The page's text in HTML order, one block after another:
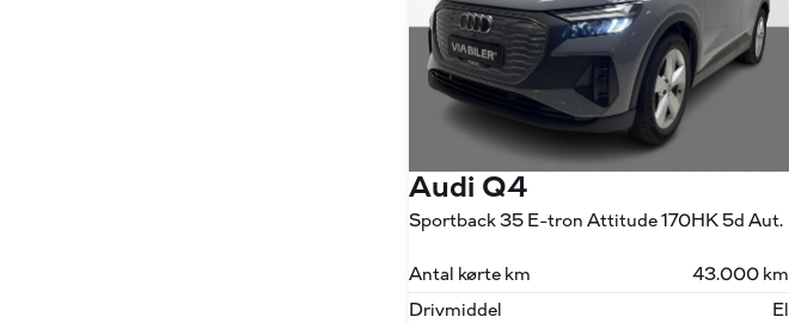
Audi Q4
Sportback 35 E-tron Attitude 170HK 5d Aut.
Antal kørte km
43.000 km
Drivmiddel
El